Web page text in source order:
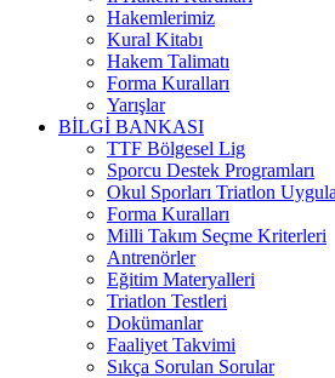
Hakemlerimiz
Kural Kitabı
Hakem Talimatı
Forma Kuralları
Yarışlar
BİLGİ BANKASI
TTF Bölgesel Lig
Sporcu Destek Programları
Okul Sporları Triatlon
Forma Kuralları
Milli Takım Seçme Kriterleri
Antrenörler
Eğitim Materyalleri
Triatlon Testleri
Dokümanlar
Faaliyet Takvimi
Sıkça Sorulan Sorular